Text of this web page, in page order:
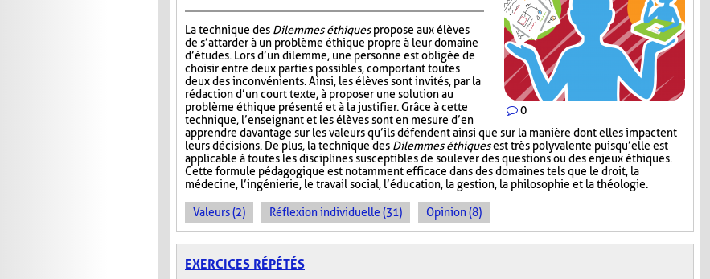
0
La technique des Dilemmes éthiquespropose aux élèves
de s’attarder à un problème éthique propre à leur domaine
d’études. Lors d’un dilemme, une personne est obligée de
choisir entre deux parties possibles, comportant toutes
deux des inconvénients. Ainsi, les élèves sont invités, par la
rédaction d’un court texte, à proposer une solution au
problème éthique présenté et à la justifier. Grâce à cette
technique, l’enseignant et les élèves sont en mesure d’en
apprendre davantage sur les valeurs qu’ils défendent ainsi que sur la manière dont elles impactent
leurs décisions. De plus, la technique des Dilemmes éthiquesest très polyvalente puisqu’elle est
applicable à toutes les disciplines susceptibles de soulever des questions ou des enjeux éthiques.
Cette formule pédagogique est notamment efficace dans des domaines tels que le droit, la
médecine, l’ingénierie, le travail social, l’éducation, la gestion, la philosophie et la théologie.
Valeurs (2) Réflexion individuelle (31) Opinion (8)
EXERCICES RÉPÉTÉS